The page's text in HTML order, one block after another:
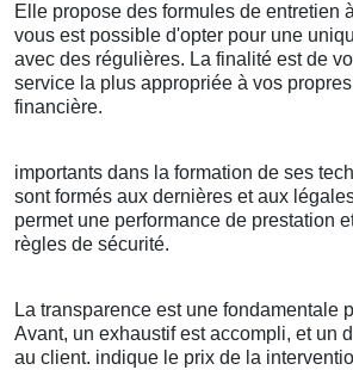
Elle propose des formules de entretien
vous est possible d'opter pour une
avec des régulières. La finalité est de
service la plus appropriée à vos
financière.
importants dans la formation de ses
sont formés aux dernières et aux
permet une performance de prestation
règles de sécurité.
La transparence est une fondamentale
Avant, un exhaustif est accompli, et un
au client. indique le prix de la